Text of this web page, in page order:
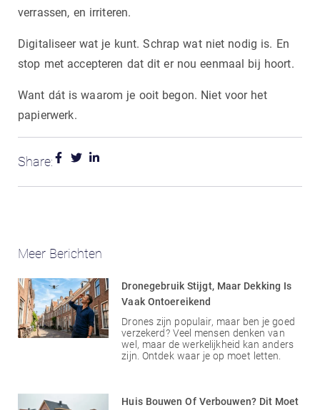
verrassen, en irriteren.
Digitaliseer wat je kunt. Schrap wat niet nodig is. En
stop met accepteren dat dit er nou eenmaal bij hoort.
Want dát is waarom je ooit begon. Niet voor het
papierwerk.
Share:
Meer Berichten
Dronegebruik Stijgt, Maar Dekking Is
Vaak Ontoereikend
Drones zijn populair, maar ben je goed
verzekerd? Veel mensen denken van
wel, maar de werkelijkheid kan anders
zijn. Ontdek waar je op moet letten.
Huis Bouwen Of Verbouwen? Dit Moet